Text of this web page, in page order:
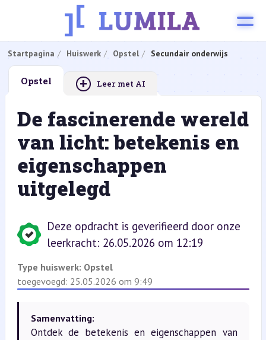
Startpagina Huiswerk Opstel Secundair onderwijs
Opstel + Leer met AI
De fascinerende wereld
van licht: betekenis en
eigenschappen
uitgelegd
Deze opdracht is geverifieerd door onze
leerkracht: 26.05.2026 om 12:19
Type huiswerk: Opstel
toegevoegd: 25.05.2026 om 9:49
Samenvatting:
Ontdek de betekenis en eigenschappen van